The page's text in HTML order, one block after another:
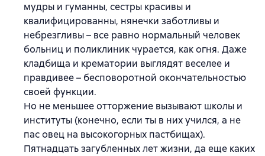
мудры и гуманны, сестры красивы и
квалифицированны, нянечки заботливы и
небрезгливы – все равно нормальный человек
больниц и поликлиник чурается, как огня. Даже
кладбища и крематории выглядят веселее и
правдивее – бесповоротной окончательностью
своей функции.
Но не меньшее отторжение вызывают школы и
институты (конечно, если ты в них учился, а не
пас овец на высокогорных пастбищах).
Пятнадцать загубленных лет жизни, да еще каких